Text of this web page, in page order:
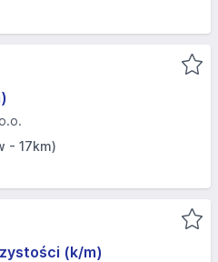
- 17km)
(k/m)